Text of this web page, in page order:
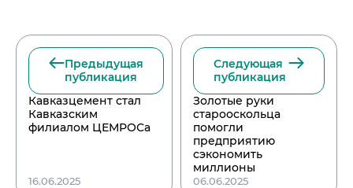
Предыдущая
публикация
Кавказцемент стал
Кавказским
филиалом ЦЕМРОСа
16.06.2025
Следующая
публикация
Золотые руки
старооскольца
помогли
предприятию
сэкономить
миллионы
06.06.2025